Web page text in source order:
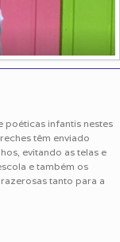
poéticas infantis nestes
têm enviado
evitando as telas e
e também os
tanto para a